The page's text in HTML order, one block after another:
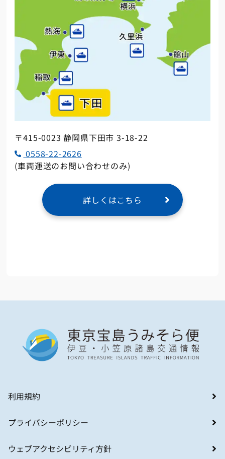
〒415-0023 静岡県下田市 3-18-22
0558-22-2626
(車両運送のお問い合わせのみ)
詳しくはこちら
利用規約
プライバシーポリシー
ウェブアクセシビリティ方針